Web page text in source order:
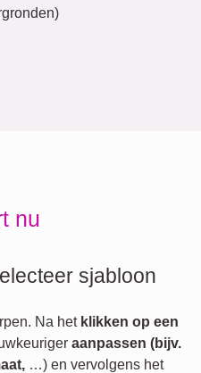
nu
sjabloon
Na het klikken op een
aanpassen (bijv.
…) en vervolgens het